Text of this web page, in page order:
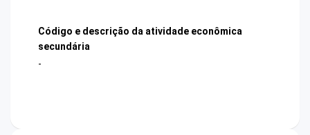
Código e descrição da atividade econômica
secundária
-